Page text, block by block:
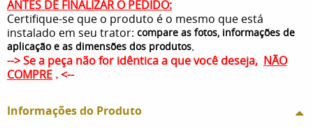
ANTES DE FINALIZAR O PEDIDO:
Certifique-se que o produto é o mesmo que está
instalado em seu trator: compare as fotos, informações de
aplicação e as dimensões dos produtos.
--> Se a peça não for idêntica a que você deseja, NÃO
COMPRE . <--
Informações do Produto